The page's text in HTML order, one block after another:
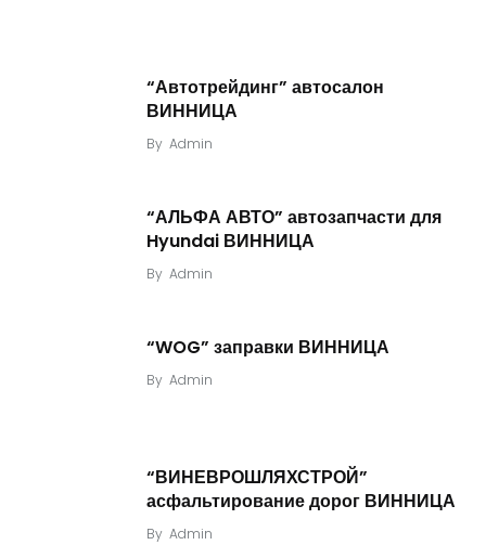
“Автотрейдинг” автосалон
ВИННИЦА
By Admin
“АЛЬФА АВТО” автозапчасти для
Hyundai ВИННИЦА
By Admin
“WOG” заправки ВИННИЦА
By Admin
“ВИНЕВРОШЛЯХСТРОЙ”
асфальтирование дорог ВИННИЦА
By Admin